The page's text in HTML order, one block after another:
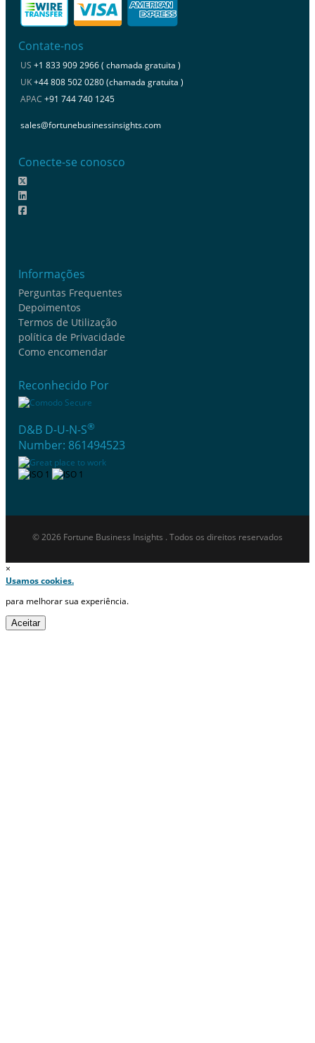
Contate-nos
US +1 833 909 2966 ( chamada gratuita )
UK+44 808 502 0280 (chamada gratuita )
APAC +91 744 740 1245
sales@fortunebusinessinsights.com
Conecte-se conosco
Informações
Perguntas Frequentes
Depoimentos
Termos de Utilização
política de Privacidade
Como encomendar
Reconhecido Por
D&B D-U-N-S®
Number: 861494523
© 2026 Fortune Business Insights . Todos os direitos reservados
×
Usamos cookies.
para melhorar sua experiência.
Aceitar